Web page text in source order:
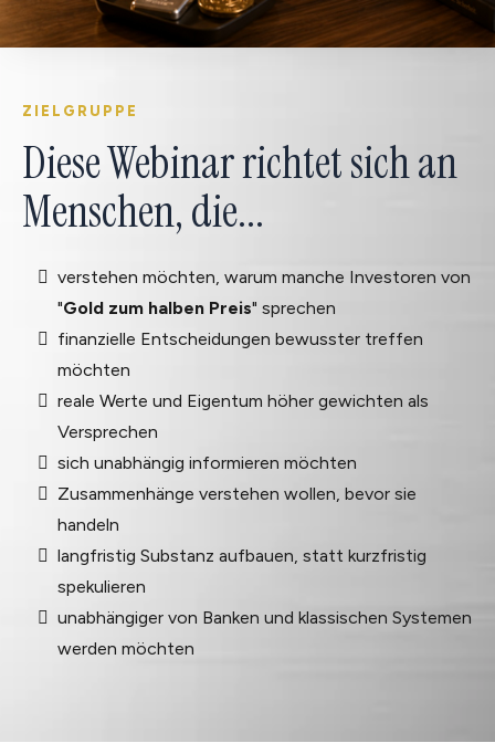
ZIELGRUPPE
Diese Webinar richtet sich an
Menschen, die...
verstehen möchten, warum manche Investoren von
"Gold zum halben Preis" sprechen
finanzielle Entscheidungen bewusster treffen
möchten
reale Werte und Eigentum höher gewichten als
Versprechen
sich unabhängig informieren möchten
Zusammenhänge verstehen wollen, bevor sie
handeln
langfristig Substanz aufbauen, statt kurzfristig
spekulieren
unabhängiger von Banken und klassischen Systemen
werden möchten